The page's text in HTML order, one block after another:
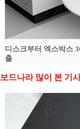
디스크부터 엑스박스
출
보드나라 많이 본 기